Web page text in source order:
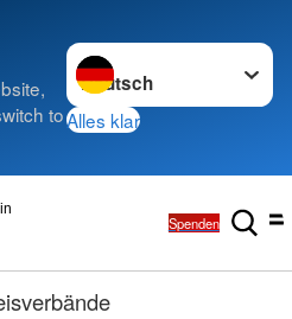
to
Sprache wechseln zu
Alles klar
Spenden